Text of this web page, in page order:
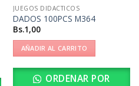
JUEGOS DIDACTICOS
DADOS 100PCS M364
Bs.1,00
AÑADIR AL CARRITO
ORDENAR POR